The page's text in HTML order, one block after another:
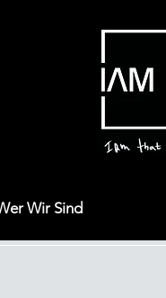
Wir Sind